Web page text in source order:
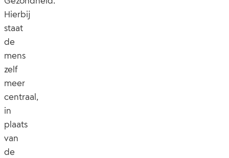
Hierbij
staat
de
mens
zelf
meer
centraal,
in
plaats
van
de